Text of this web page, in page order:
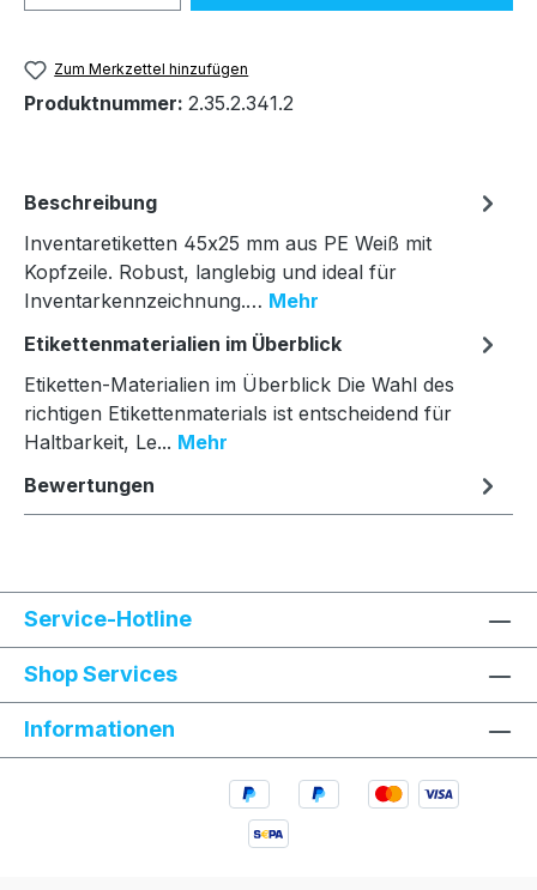
Zum Merkzettel hinzufügen
Produktnummer: 2.35.2.341.2
Beschreibung
Inventaretiketten 45x25 mm aus PE Weiß mit
Kopfzeile. Robust, langlebig und ideal für
Inventarkennzeichnung.… Mehr
Etikettenmaterialien im Überblick
Etiketten-Materialien im Überblick Die Wahl des
richtigen Etikettenmaterials ist entscheidend für
Haltbarkeit, Le... Mehr
Bewertungen
Service-Hotline
Shop Services
Informationen